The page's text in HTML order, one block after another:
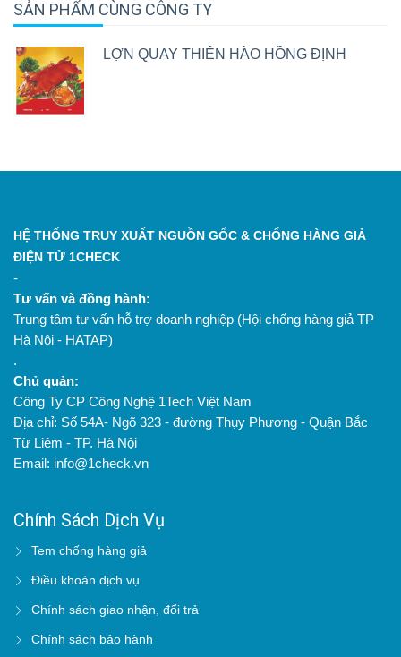
SẢN PHẨM CÙNG CÔNG TY
LỢN QUAY THIÊN HÀO HỒNG ĐỊNH
HỆ THỐNG TRUY XUẤT NGUỒN GỐC & CHỐNG HÀNG GIẢ
ĐIỆN TỬ 1CHECK
-
Tư vấn và đồng hành:
Trung tâm tư vấn hỗ trợ doanh nghiệp (Hội chống hàng giả TP
Hà Nội - HATAP)
.
Chủ quản:
Công Ty CP Công Nghệ 1Tech Việt Nam
Địa chỉ: Số 54A- Ngõ 323 - đường Thụy Phương - Quận Bắc
Từ Liêm - TP. Hà Nội
Email: info@1check.vn
Chính Sách Dịch Vụ
Tem chống hàng giả
Điều khoản dịch vụ
Chính sách giao nhận, đổi trả
Chính sách bảo hành